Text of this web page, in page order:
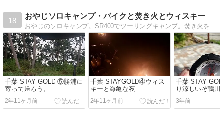
18
おやじソロキャンプ・バイクと焚き火とウィスキー
千葉 STAY GOLD ⑤勝浦に
寄って帰ろう。
2年11ヶ月前
千葉 STAYGOLD④ウィス
キーと海亀な夜
2年11ヶ月前
千葉 STAY
り涼しいぞ鴨川
3年前